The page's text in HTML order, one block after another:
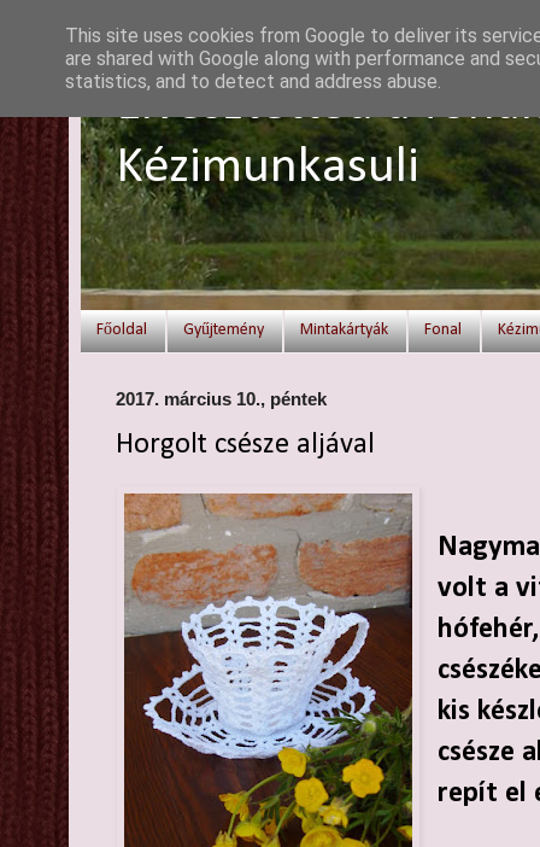
Elvesztetted a
Kézimunkasuli
Főoldal Gyűjtemény Mintakártyák Fonal
2017. március 10., péntek
Horgolt csésze aljával
volt a
kis
csésze
repít el
This site uses cookies from Google to deliver its
are shared with Google along with performance and
statistics, and to detect and address abuse.